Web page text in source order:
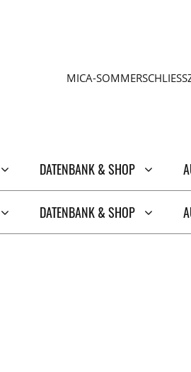
MICA-
DATENBANK & SHOP
DATENBANK & SHOP